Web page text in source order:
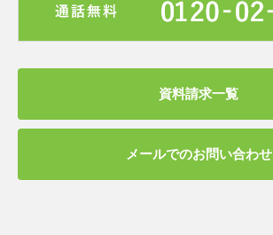
資料請求一覧
メールでのお問い合わせ